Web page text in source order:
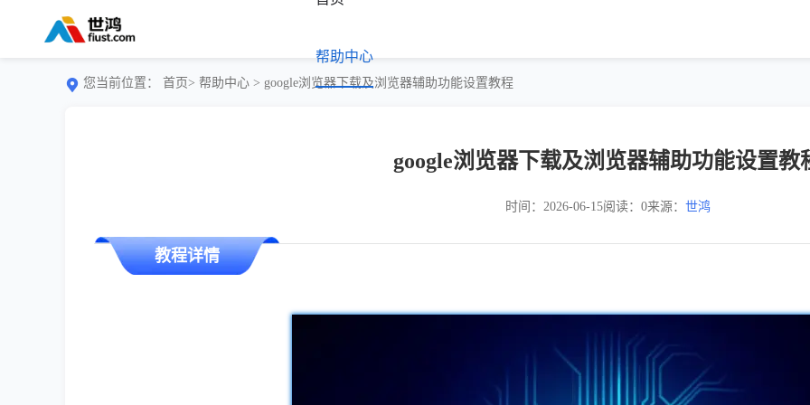
帮助中心
您当前位置： 首页> 帮助中心 > google浏览器下载及浏览器辅助功能设置教程
google浏览器下载及浏览器辅助功能设置教
时间：2026-06-15阅读：0来源： 世鸿
教程详情